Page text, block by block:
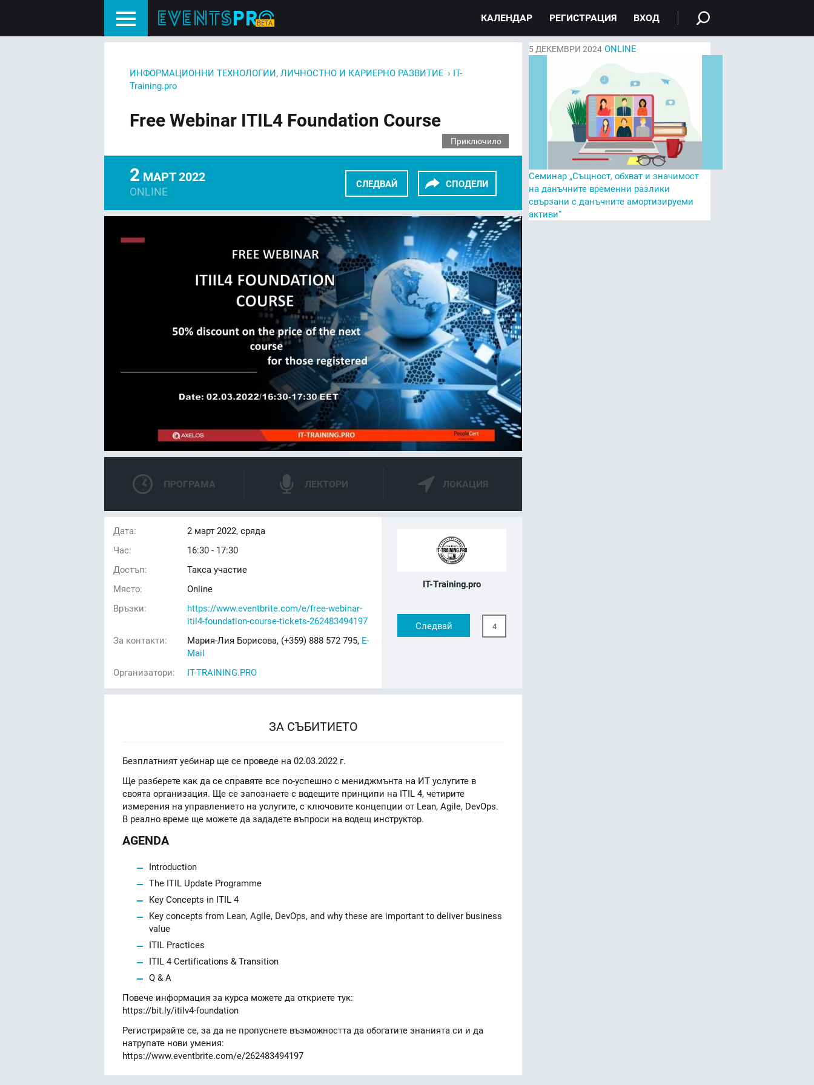
КАЛЕНДАР РЕГИСТРАЦИЯ ВХОД
ИНФОРМАЦИОННИ ТЕХНОЛОГИИ, ЛИЧНОСТНО И КАРИЕРНО РАЗВИТИЕ › IT-
Training.pro
Free Webinar ITIL4 Foundation Course
Приключило
СЛЕДВАЙ СПОДЕЛИ
2 МАРТ 2022
ONLINE
ПРОГРАМА ЛЕКТОРИ ЛОКАЦИЯ
Дата: 2 март 2022, сряда
Час:
16:30 - 17:30
Достъп:
Такса участие
Място:
Online
Връзки:
https://www.eventbrite.com/e/free-webinar-
itil4-foundation-course-tickets-262483494197
За контакти:
Мария-Лия Борисова, (+359) 888 572 795, E-
Mail
Организатори:
IT-TRAINING.PRO
IT-Training.pro
Следвай 4
ЗА СЪБИТИЕТО
Безплатният уебинар ще се проведе на 02.03.2022 г.
Ще разберете как да се справяте все по-успешно с мениджмънта на ИТ услугите в
своята организация. Ще се запознаете с водещите принципи на ITIL 4, четирите
измерения на управлението на услугите, с ключовите концепции от Lean, Agile, DevOps.
В реално време ще можете да зададете въпроси на водещ инструктор.
AGENDA
Introduction
The ITIL Update Programme
Key Concepts in ITIL 4
Key concepts from Lean, Agile, DevOps, and why these are important to deliver business
value
ITIL Practices
ITIL 4 Certifications & Transition
Q & A
Повече информация за курса можете да откриете тук:
https://bit.ly/itilv4-foundation
Регистрирайте се, за да не пропуснете възможността да обогатите знанията си и да
натрупате нови умения:
https://www.eventbrite.com/e/262483494197
5ДЕКЕМВРИ 2024 ONLINE
Семинар „Същност, обхват и значимост
на данъчните временни разлики
свързани с данъчните амортизируеми
активи“